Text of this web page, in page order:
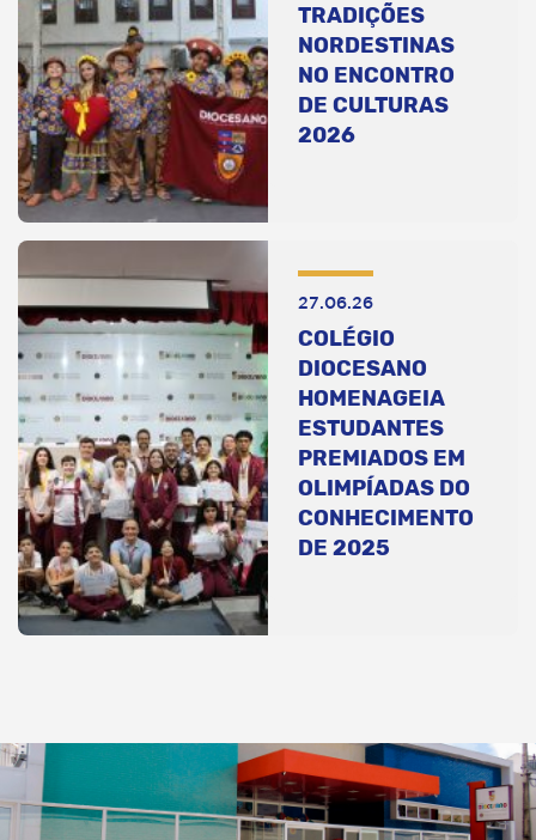
TRADIÇÕES
NORDESTINAS
NO ENCONTRO
DE CULTURAS
2026
27.06.26
COLÉGIO
DIOCESANO
HOMENAGEIA
ESTUDANTES
PREMIADOS EM
OLIMPÍADAS DO
CONHECIMENTO
DE 2025